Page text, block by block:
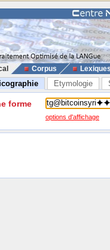
Corpus
Etymologie
forme
options d'affichage